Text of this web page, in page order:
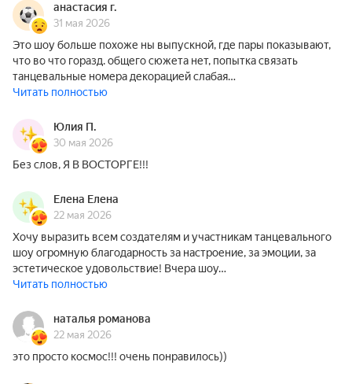
анастасия г.
31 мая 2026
Это шоу больше похоже ны выпускной, где пары показывают,
что во что горазд. общего сюжета нет, попытка связать
танцевальные номера декорацией слабая…
Читать полностью
Юлия П.
30 мая 2026
Без слов, Я В ВОСТОРГЕ!!!
Елена Елена
22 мая 2026
Хочу выразить всем создателям и участникам танцевального
шоу огромную благодарность за настроение, за эмоции, за
эстетическое удовольствие! Вчера шоу…
Читать полностью
наталья романова
22 мая 2026
это просто космос!!! очень понравилось))